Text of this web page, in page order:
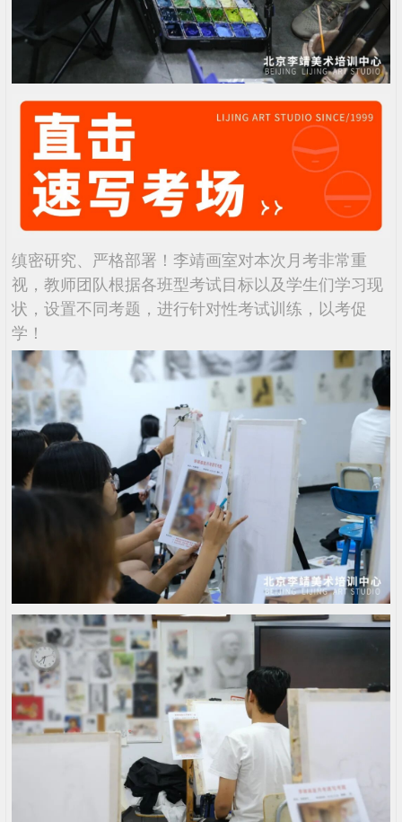
缜密研究、严格部署！李靖画室对本次月考非常重
视，教师团队根据各班型考试目标以及学生们学习现
状，设置不同考题，进行针对性考试训练，以考促
学！